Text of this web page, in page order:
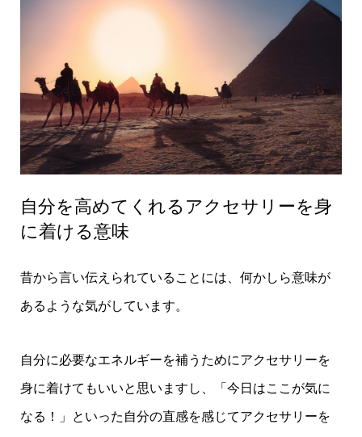
自分を高めてくれるアクセサリーを身
に着ける意味
昔から言い伝えられていることには、何かしら意味が
あるような気がしています。
自分に必要なエネルギーを補うためにアクセサリーを
身に着けてもいいと思いますし、「今日はここが気に
なる！」といった自分の直感を感じてアクセサリーを